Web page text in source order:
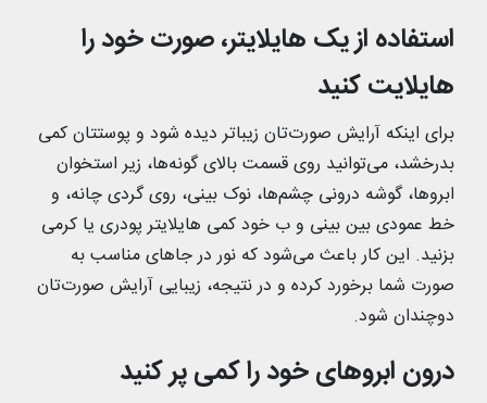
استفاده از یک هایلایتر، صورت خود را
هایلایت کنید
برای اینکه آرایش صورت‌تان زیباتر دیده شود و پوستتان کمی
بدرخشد، می‌توانید روی قسمت بالای گونه‌ها، زیر استخوان
ابروها، گوشه درونی چشم‌ها، نوک بینی، روی گردی چانه، و
خط عمودی بین بینی و ب خود کمی هایلایتر پودری یا کرمی
بزنید. این کار باعث می‌شود که نور در جاهای مناسب به
صورت شما برخورد کرده و در نتیجه، زیبایی آرایش صورت‌تان
دوچندان شود.
درون ابروهای خود را کمی پر کنید